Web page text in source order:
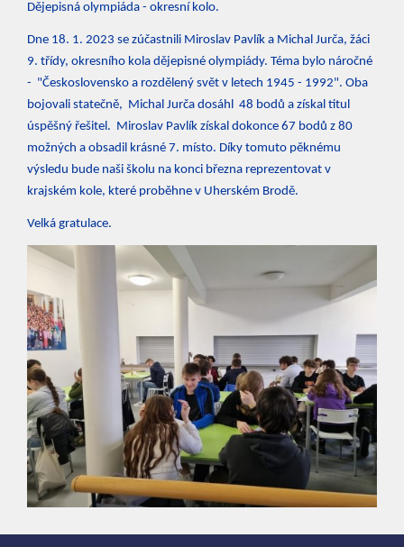
Dějepisná olympiáda - okresní kolo.
Dne 18. 1. 2023 se zúčastnili Miroslav Pavlík a Michal Jurča, žáci
9. třídy, okresního kola dějepisné olympiády. Téma bylo náročné
- "Československo a rozdělený svět v letech 1945 - 1992". Oba
bojovali statečně, Michal Jurča dosáhl 48 bodů a získal titul
úspěšný řešitel. Miroslav Pavlík získal dokonce 67 bodů z 80
možných a obsadil krásné 7. místo. Díky tomuto pěknému
výsledu bude naši školu na konci března reprezentovat v
krajském kole, které proběhne v Uherském Brodě.
Velká gratulace.